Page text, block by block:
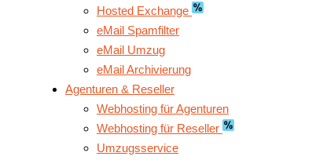
Hosted Exchange
eMail Spamfilter
eMail Umzug
eMail Archivierung
Agenturen & Reseller
Webhosting für Agenturen
Webhosting für Reseller
Umzugsservice